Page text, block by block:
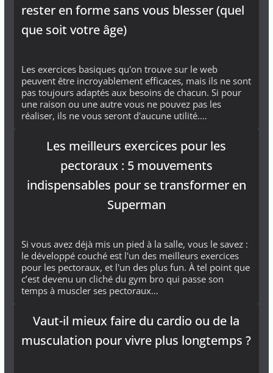
rester en forme sans vous blesser (quel
que soit votre âge)
Les exercices basiques qu'on trouve sur le web
peuvent être incroyablement efficaces, mais ils ne sont
pas toujours adaptés aux besoins de chacun. Si pour
une raison ou une autre vous ne pouvez pas les
réaliser, ils ne vous seront d'aucune utilité.…
Les meilleurs exercices pour les
pectoraux : 5 mouvements
indispensables pour se transformer en
Superman
Si vous avez déjà mis un pied à la salle, vous le savez :
le développé couché est l'un des meilleurs exercices
pour les pectoraux, et l'un des plus fun. À tel point que
c’est devenu un cliché du gym bro qui passe son
temps à muscler ses pectoraux…
Vaut-il mieux faire du cardio ou de la
musculation pour vivre plus longtemps ?